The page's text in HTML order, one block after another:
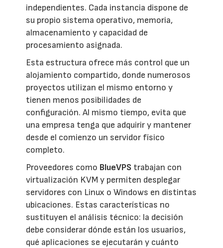
independientes. Cada instancia dispone de
su propio sistema operativo, memoria,
almacenamiento y capacidad de
procesamiento asignada.
Esta estructura ofrece más control que un
alojamiento compartido, donde numerosos
proyectos utilizan el mismo entorno y
tienen menos posibilidades de
configuración. Al mismo tiempo, evita que
una empresa tenga que adquirir y mantener
desde el comienzo un servidor físico
completo.
Proveedores como BlueVPS trabajan con
virtualización KVM y permiten desplegar
servidores con Linux o Windows en distintas
ubicaciones. Estas características no
sustituyen el análisis técnico: la decisión
debe considerar dónde están los usuarios,
qué aplicaciones se ejecutarán y cuánto